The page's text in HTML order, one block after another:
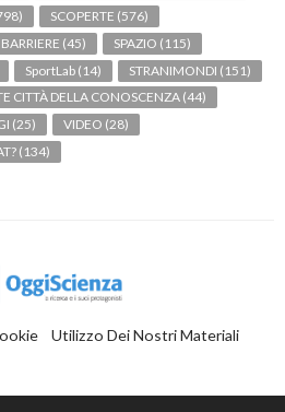
SCOPERTE (576)
(45) SPAZIO (115)
SportLab (14) STRANIMONDI (151)
CITTÀ DELLA CONOSCENZA (44)
(25) VIDEO (28)
(134)
Utilizzo Dei Nostri Materiali